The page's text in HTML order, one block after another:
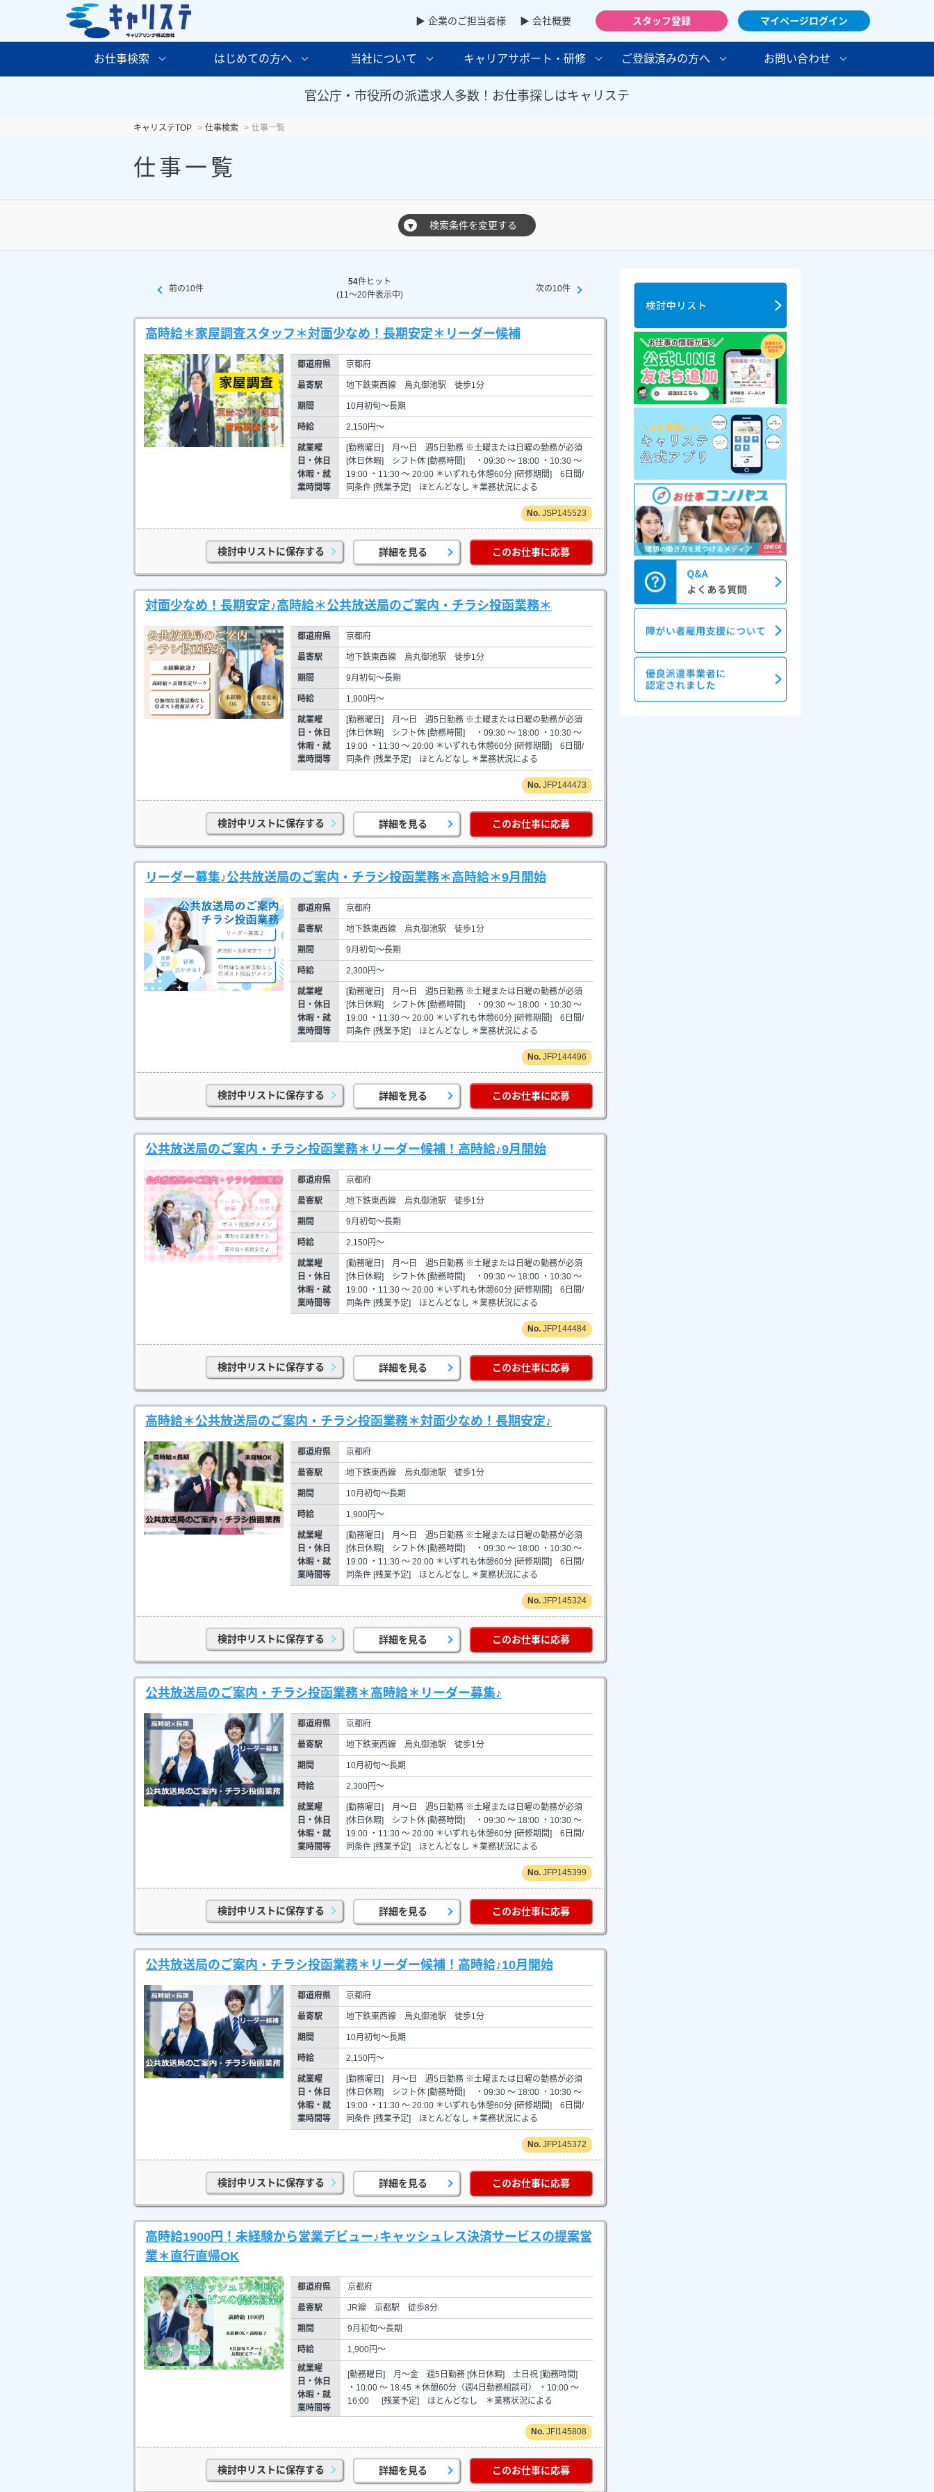
▶ 企業のご担当者様 ▶ 会社概要 スタッフ登録 マイページログイン
お仕事検索 はじめての方へ 当社について キャリアサポート・研修 ご登録済みの方へ お問い合わせ
官公庁・市役所の派遣求人多数！お仕事探しはキャリステ
キャリステTOP 仕事検索 仕事一覧
仕事一覧
▼ 検索条件を変更する
前の10件
54件ヒット
(11～20件表示中)
次の10件
高時給＊家屋調査スタッフ＊対面少なめ！長期安定＊リーダー候補
都道府県 京都府
最寄駅 地下鉄東西線 烏丸御池駅 徒歩1分
期間 10月初旬～長期
時給 2,150円～
就業曜
日・休日
休暇・就
業時間等
[勤務曜日] 月～日 週5日勤務 ※土曜または日曜の勤務が必須
[休日休暇] シフト休 [勤務時間] ・09:30 ～ 18:00 ・10:30 ～
19:00 ・11:30 ～ 20:00 ＊いずれも休憩60分 [研修期間] 6日間/
同条件 [残業予定] ほとんどなし ＊業務状況による
JSP145523
検討中リストに保存する 詳細を見る このお仕事に応募
対面少なめ！長期安定♪高時給＊公共放送局のご案内・チラシ投函業務＊
都道府県 京都府
最寄駅 地下鉄東西線 烏丸御池駅 徒歩1分
期間 9月初旬～長期
時給 1,900円～
就業曜
日・休日
休暇・就
業時間等
[勤務曜日] 月～日 週5日勤務 ※土曜または日曜の勤務が必須
[休日休暇] シフト休 [勤務時間] ・09:30 ～ 18:00 ・10:30 ～
19:00 ・11:30 ～ 20:00 ＊いずれも休憩60分 [研修期間] 6日間/
同条件 [残業予定] ほとんどなし ＊業務状況による
JFP144473
検討中リストに保存する 詳細を見る このお仕事に応募
リーダー募集♪公共放送局のご案内・チラシ投函業務＊高時給＊9月開始
都道府県 京都府
最寄駅 地下鉄東西線 烏丸御池駅 徒歩1分
期間 9月初旬～長期
時給 2,300円～
就業曜
日・休日
休暇・就
業時間等
[勤務曜日] 月～日 週5日勤務 ※土曜または日曜の勤務が必須
[休日休暇] シフト休 [勤務時間] ・09:30 ～ 18:00 ・10:30 ～
19:00 ・11:30 ～ 20:00 ＊いずれも休憩60分 [研修期間] 6日間/
同条件 [残業予定] ほとんどなし ＊業務状況による
JFP144496
検討中リストに保存する 詳細を見る このお仕事に応募
公共放送局のご案内・チラシ投函業務＊リーダー候補！高時給♪9月開始
都道府県 京都府
最寄駅 地下鉄東西線 烏丸御池駅 徒歩1分
期間 9月初旬～長期
時給 2,150円～
就業曜
日・休日
休暇・就
業時間等
[勤務曜日] 月～日 週5日勤務 ※土曜または日曜の勤務が必須
[休日休暇] シフト休 [勤務時間] ・09:30 ～ 18:00 ・10:30 ～
19:00 ・11:30 ～ 20:00 ＊いずれも休憩60分 [研修期間] 6日間/
同条件 [残業予定] ほとんどなし ＊業務状況による
JFP144484
検討中リストに保存する 詳細を見る このお仕事に応募
高時給＊公共放送局のご案内・チラシ投函業務＊対面少なめ！長期安定♪
都道府県 京都府
最寄駅 地下鉄東西線 烏丸御池駅 徒歩1分
期間 10月初旬～長期
時給 1,900円～
就業曜
日・休日
休暇・就
業時間等
[勤務曜日] 月～日 週5日勤務 ※土曜または日曜の勤務が必須
[休日休暇] シフト休 [勤務時間] ・09:30 ～ 18:00 ・10:30 ～
19:00 ・11:30 ～ 20:00 ＊いずれも休憩60分 [研修期間] 6日間/
同条件 [残業予定] ほとんどなし ＊業務状況による
JFP145324
検討中リストに保存する 詳細を見る このお仕事に応募
公共放送局のご案内・チラシ投函業務＊高時給＊リーダー募集♪
都道府県 京都府
最寄駅 地下鉄東西線 烏丸御池駅 徒歩1分
期間 10月初旬～長期
時給 2,300円～
就業曜
日・休日
休暇・就
業時間等
[勤務曜日] 月～日 週5日勤務 ※土曜または日曜の勤務が必須
[休日休暇] シフト休 [勤務時間] ・09:30 ～ 18:00 ・10:30 ～
19:00 ・11:30 ～ 20:00 ＊いずれも休憩60分 [研修期間] 6日間/
同条件 [残業予定] ほとんどなし ＊業務状況による
JFP145399
検討中リストに保存する 詳細を見る このお仕事に応募
公共放送局のご案内・チラシ投函業務＊リーダー候補！高時給♪10月開始
都道府県 京都府
最寄駅 地下鉄東西線 烏丸御池駅 徒歩1分
期間 10月初旬～長期
時給 2,150円～
就業曜
日・休日
休暇・就
業時間等
[勤務曜日] 月～日 週5日勤務 ※土曜または日曜の勤務が必須
[休日休暇] シフト休 [勤務時間] ・09:30 ～ 18:00 ・10:30 ～
19:00 ・11:30 ～ 20:00 ＊いずれも休憩60分 [研修期間] 6日間/
同条件 [残業予定] ほとんどなし ＊業務状況による
JFP145372
検討中リストに保存する 詳細を見る このお仕事に応募
高時給1900円！未経験から営業デビュー♪キャッシュレス決済サービスの提案営
業＊直行直帰OK
都道府県 京都府
最寄駅 JR線 京都駅 徒歩8分
期間 9月初旬～長期
時給
1,900円～
就業曜
日・休日
休暇・就
業時間等
[勤務曜日] 月～金 週5日勤務 [休日休暇] 土日祝 [勤務時間]
・10:00 ～ 18:45 ＊休憩60分（週4日勤務相談可） ・10:00 ～
16:00 [残業予定] ほとんどなし ＊業務状況による
JFI145808
検討中リストに保存する 詳細を見る このお仕事に応募